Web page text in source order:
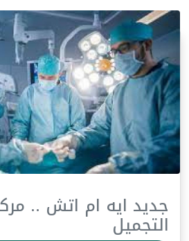
جديد ايه ام اتش ..
التجميل